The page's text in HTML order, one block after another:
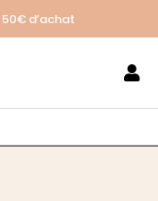
50€ d’achat
